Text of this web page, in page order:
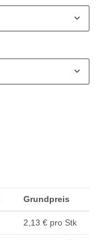
Grundpreis
2,13 € pro Stk